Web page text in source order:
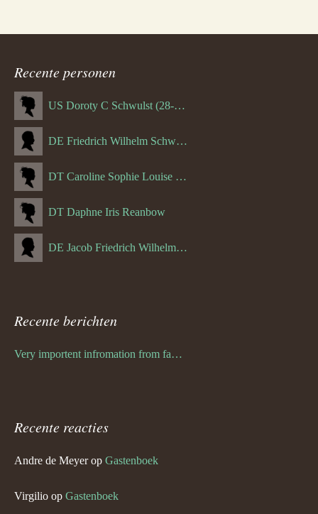
Recente personen
US Doroty C Schwulst (28-12-1919)
DE Friedrich Wilhelm Schwulst
DT Caroline Sophie Louise Schreuder born Schwulst (13-05-1866)
DT Daphne Iris Reanbow
DE Jacob Friedrich Wilhelm Hurth
Recente berichten
Very importent infromation from family Schwulst
Recente reacties
Andre de Meyerop Gastenboek
Virgilio op Gastenboek